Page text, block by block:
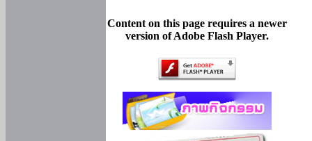
Content on this page requires a newer
version of Adobe Flash Player.